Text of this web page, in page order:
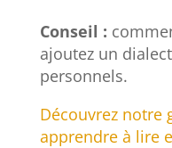
Conseil :
ajoutez un
personnels.
Découvrez notre
apprendre à lire